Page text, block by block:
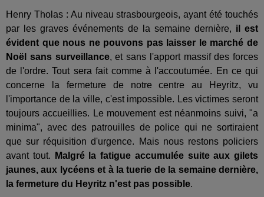
Henry Tholas : Au niveau strasbourgeois, ayant été touchés
par les graves événements de la semaine dernière, il est
évident que nous ne pouvons pas laisser le marché de
Noël sans surveillance, et sans l'apport massif des forces
de l'ordre. Tout sera fait comme à l'accoutumée. En ce qui
concerne la fermeture de notre centre au Heyritz, vu
l'importance de la ville, c'est impossible. Les victimes seront
toujours accueillies. Le mouvement est néanmoins suivi, "a
minima", avec des patrouilles de police qui ne sortiraient
que sur réquisition d'urgence. Mais nous restons policiers
avant tout.
Malgré la fatigue accumulée suite aux gilets
jaunes, aux lycéens et à la tuerie de la semaine dernière,
la fermeture du Heyritz n'est pas possible.